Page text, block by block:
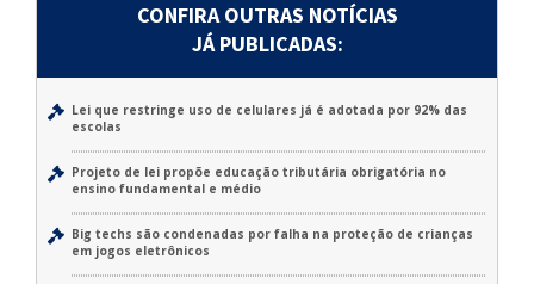
CONFIRA OUTRAS NOTÍCIAS
JÁ PUBLICADAS:
Lei que restringe uso de celulares já é adotada por 92% das
escolas
Projeto de lei propõe educação tributária obrigatória no
ensino fundamental e médio
Big techs são condenadas por falha na proteção de crianças
em jogos eletrônicos